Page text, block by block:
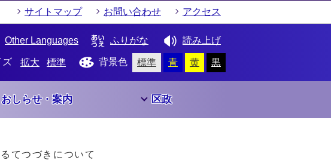
サイトマップ お問い合わせ アクセス
Other Languages ふりがな 読み上げ
ズ 拡大 標準 背景色 標準 青 黄 黒
おしらせ・案内 区政
てつづきについて